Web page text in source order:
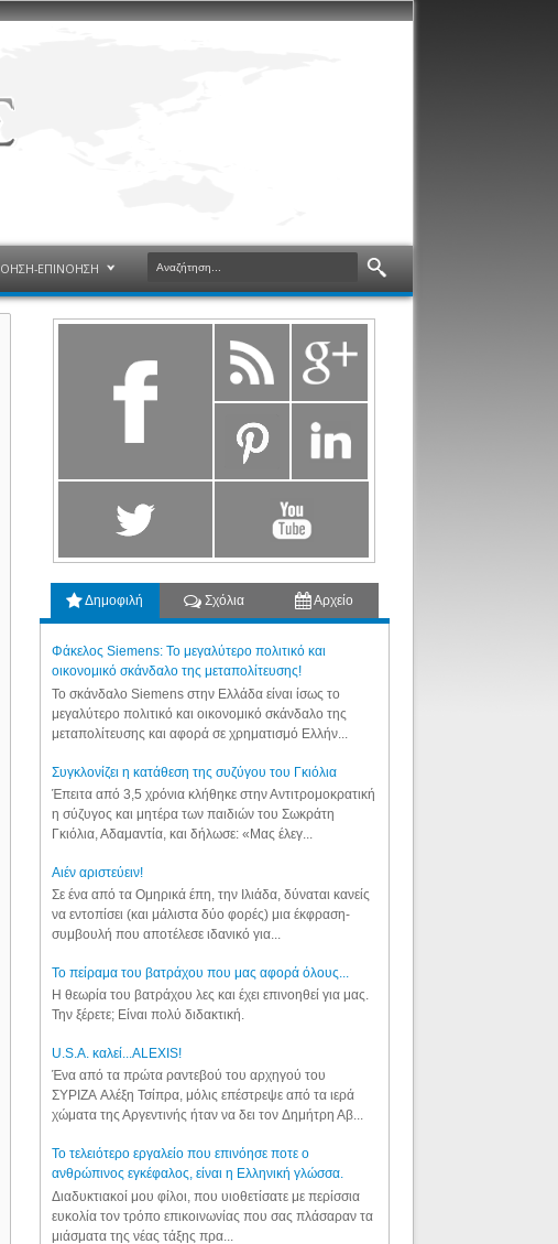
ΕΠΙΝΟΗΣΗ
Δημοφιλή Σχόλια Αρχείο
Φάκελος Siemens: Το μεγαλύτερο πολιτικό και
οικονομικό σκάνδαλο της μεταπολίτευσης!
Το σκάνδαλο Siemens στην Ελλάδα είναι ίσως το
μεγαλύτερο πολιτικό και οικονομικό σκάνδαλο της
μεταπολίτευσης και αφορά σε χρηματισμό Ελλήν...
Συγκλονίζει η κατάθεση της συζύγου του Γκιόλια
Έπειτα από 3,5 χρόνια κλήθηκε στην Αντιτρομοκρατική
η σύζυγος και μητέρα των παιδιών του Σωκράτη
Γκιόλια, Αδαμαντία, και δήλωσε: «Μας έλεγ...
Aιέν αριστεύειν!
Σε ένα από τα Ομηρικά έπη, την Ιλιάδα, δύναται κανείς
να εντοπίσει (και μάλιστα δύο φορές) μια έκφραση-
συμβουλή που αποτέλεσε ιδανικό για...
Το πείραμα του βατράχου που μας αφορά όλους...
Η θεωρία του βατράχου λες και έχει επινοηθεί για μας.
Την ξέρετε; Είναι πολύ διδακτική.
U.S.A. καλεί...ALEXIS!
Ένα από τα πρώτα ραντεβού του αρχηγού του
ΣΥΡΙΖΑ Αλέξη Τσίπρα, μόλις επέστρεψε από τα ιερά
χώματα της Αργεντινής ήταν να δει τον Δημήτρη Αβ...
Το τελειότερο εργαλείο που επινόησε ποτε ο
ανθρώπινος εγκέφαλος, είναι η Ελληνική γλώσσα.
Διαδυκτιακοί μου φίλοι, που υιοθετίσατε με περίσσια
ευκολία τον τρόπο επικοινωνίας που σας πλάσαραν τα
μιάσματα της νέας τάξης πρα...